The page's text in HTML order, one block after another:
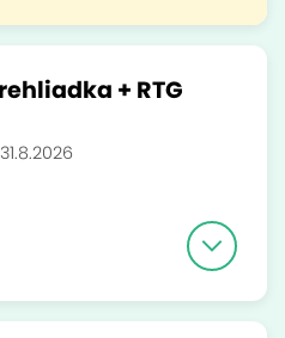
+ RTG